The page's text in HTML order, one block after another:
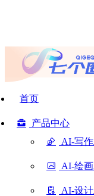
首页
产品中心
AI-写
AI-绘
AI-设